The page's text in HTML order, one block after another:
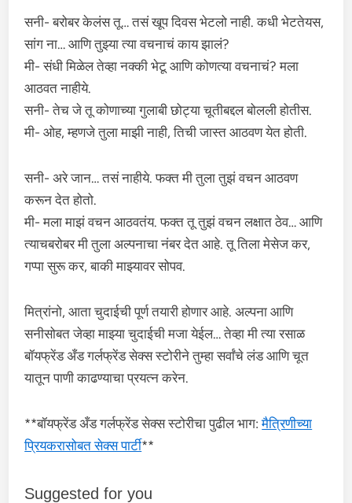
सनी- बरोबर केलंस तू… तसं खूप दिवस भेटलो नाही. कधी भेटतेयस,
सांग ना… आणि तुझ्या त्या वचनाचं काय झालं?
मी- संधी मिळेल तेव्हा नक्की भेटू आणि कोणत्या वचनाचं? मला
आठवत नाहीये.
सनी- तेच जे तू कोणाच्या गुलाबी छोट्या चूतीबद्दल बोलली होतीस.
मी- ओह, म्हणजे तुला माझी नाही, तिची जास्त आठवण येत होती.
सनी- अरे जान… तसं नाहीये. फक्त मी तुला तुझं वचन आठवण
करून देत होतो.
मी- मला माझं वचन आठवतंय. फक्त तू तुझं वचन लक्षात ठेव… आणि
त्याचबरोबर मी तुला अल्पनाचा नंबर देत आहे. तू तिला मेसेज कर,
गप्पा सुरू कर, बाकी माझ्यावर सोपव.
मित्रांनो, आता चुदाईची पूर्ण तयारी होणार आहे. अल्पना आणि
सनीसोबत जेव्हा माझ्या चुदाईची मजा येईल… तेव्हा मी त्या रसाळ
बॉयफ्रेंड अँड गर्लफ्रेंड सेक्स स्टोरीने तुम्हा सर्वांचे लंड आणि चूत
यातून पाणी काढण्याचा प्रयत्न करेन.
**बॉयफ्रेंड अँड गर्लफ्रेंड सेक्स स्टोरीचा पुढील भाग:मैत्रिणीच्या
प्रियकरासोबत सेक्स पार्टी**
Suggested for you